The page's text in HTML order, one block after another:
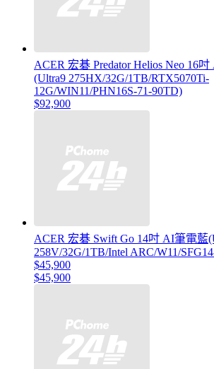
ACER 宏碁 Predator Helios Neo 16
(Ultra9 275HX/32G/1TB/RTX5070Ti-
12G/WIN11/PHN16S-71-90TD)
$92,900
ACER 宏碁 Swift Go 14吋 AI筆電藍
258V/32G/1TB/Intel ARC/W11/
$45,900
$45,900